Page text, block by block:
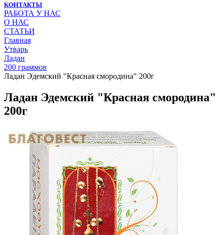
КОНТАКТЫ
РАБОТА У НАС
О НАС
СТАТЬИ
Главная
Утварь
Ладан
200 граммов
Ладан Эдемский "Красная смородина" 200г
Ладан Эдемский "Красная смородина"
200г